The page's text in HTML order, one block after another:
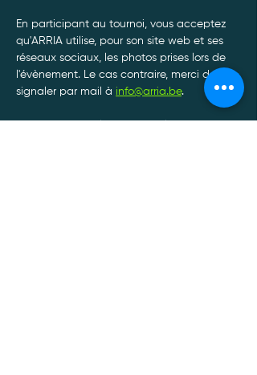
En participant au tournoi, vous acceptez
qu'ARRIA utilise, pour son site web et ses
réseaux sociaux, les photos prises lors de
l'évènement. Le cas contraire, merci de le
signaler par mail à info@arria.be.